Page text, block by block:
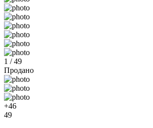
1 / 49
Продано
+46
49